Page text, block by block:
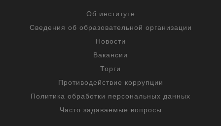
Об институте
Сведения об образовательной организации
Новости
Вакансии
Торги
Противодействие коррупции
Политика обработки персональных данных
Часто задаваемые вопросы